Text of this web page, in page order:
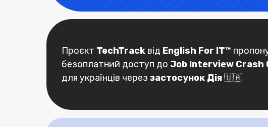
Проєкт TechTrack від English For IT™
безоплатний доступ до Job Interview Crash
для українців через застосунок Дія🇺🇦